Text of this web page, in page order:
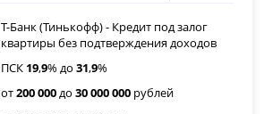
Т-Банк (Тинькофф) - Кредит под залог
квартиры без подтверждения доходов
ПСК 19,9% до31,9%
от200 000до30 000 000 рублей